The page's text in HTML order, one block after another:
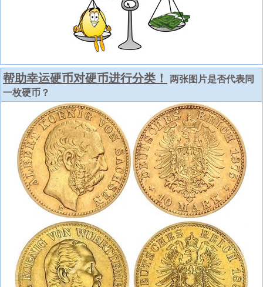
帮助幸运硬币对硬币进行分类！
两张图片是否代表同
一枚硬币？